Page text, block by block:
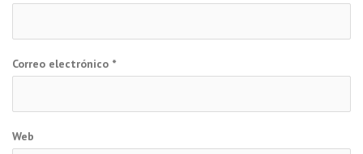
Correo electrónico *
Web